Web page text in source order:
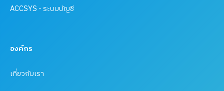
ACCSYS - ระบบบัญชี
องค์กร
เกี่ยวกับเรา